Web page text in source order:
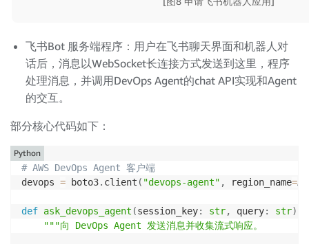
飞书Bot 服务端程序：用户在飞书聊天界面和机器人对
话后，消息以WebSocket长连接方式发送到这里，程序
处理消息，并调用DevOps Agent的chat API实现和Agent
的交互。
部分核心代码如下：
# AWS DevOps Agent 客户端
devops = boto3. client ( "devops-agent" , region_name=
def ask_devops_agent (session_key: str, query: str)
"""向 DevOps Agent 发送消息并收集流式响应。
Python